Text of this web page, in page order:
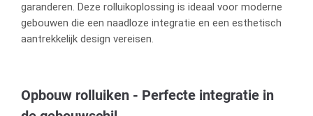
garanderen. Deze rolluikoplossing is ideaal voor moderne
gebouwen die een naadloze integratie en een esthetisch
aantrekkelijk design vereisen.
Opbouw rolluiken - Perfecte integratie in